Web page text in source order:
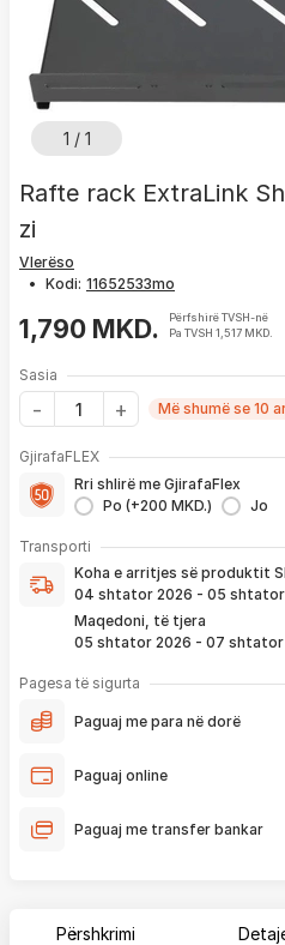
1 / 1
Rafte rack ExtraLink
zi
Vlerëso
• Kodi:
1,790 MKD.
Përfshirë TVSH-në
Pa TVSH 1,517 MKD.
Sasia
Më shumë se 10
GjirafaFLEX
Rri shlirë me GjirafaFlex
Po (+200 MKD.)
Jo
-Prioritet
1 viti nga blerja
- Kontakt brenda24 hpër
pagesë
Transporti
Koha e arritjes së produktit
04 shtator 2026 - 05 shtator
Maqedoni, të tjera
05 shtator 2026 - 07 shtator
Koha e arritjes së produktit
bëhet verifikimi i porosisë
që ju e pranoni përmes
Nëse porosia bëhet tani,
vendosur më lartë. Ju do të
përfshirë momentin kur
më lartë. Ju lusim të keni parasysh
liferimi të shtyhet për rreth 2 ditë.
Pagesa të sigurta
Paguaj me para në dorë
Paguaj online
Paguaj me transfer bankar
Përshkrimi